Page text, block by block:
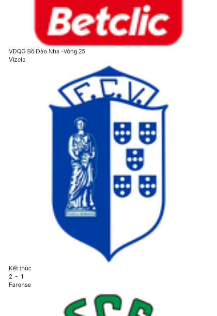
VĐQG Bồ Đào Nha -Vòng 25
Vizela
Kết thúc
2 - 1
Farense